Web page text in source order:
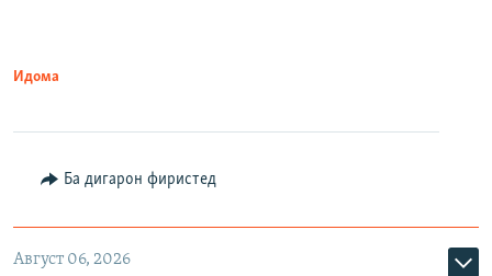
Идома
Ба дигарон фиристед
Август 06, 2026